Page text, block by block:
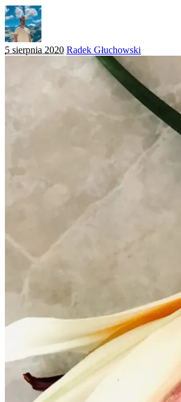
5 sierpnia 2020 Posted
Radek Głuchowski